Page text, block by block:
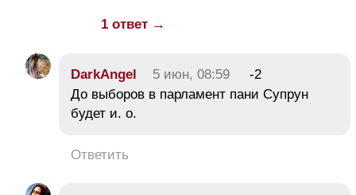
1 ответ →
DarkAngel 5 июн, 08:59
-2
До выборов в парламент пани Супрун
будет и. о.
Ответить